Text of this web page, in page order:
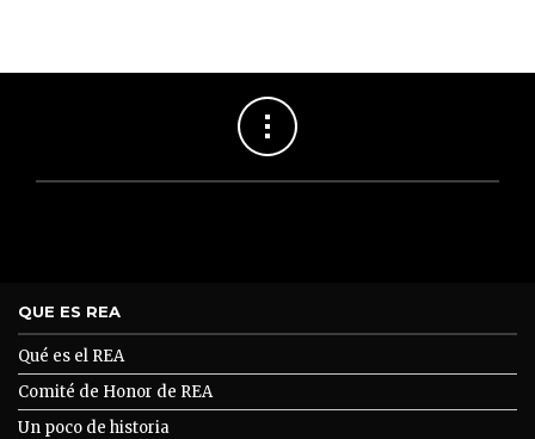
QUE ES REA
Qué es el REA
Comité de Honor de REA
Un poco de historia